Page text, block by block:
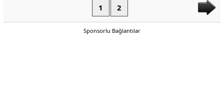
1 2
Sponsorlu Bağlantılar